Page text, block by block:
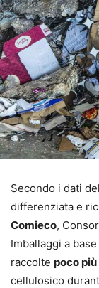
Secondo i dati del
differenziata e
Comieco,
Imballaggi a
raccolte poco
cellulosico